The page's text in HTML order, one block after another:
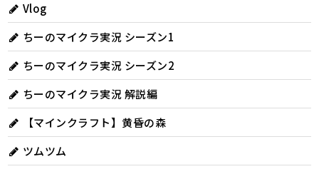
Vlog
ちーのマイクラ実況 シーズン1
ちーのマイクラ実況 シーズン2
ちーのマイクラ実況 解説編
【マインクラフト】黄昏の森
ツムツム